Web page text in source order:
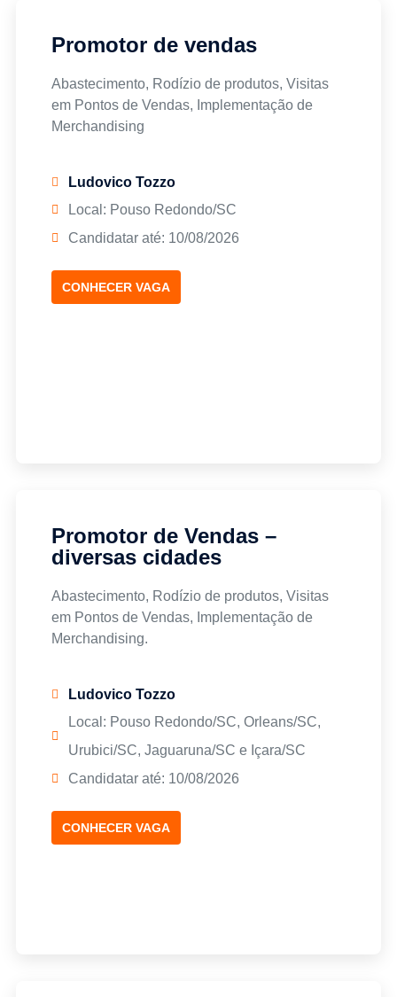
Promotor de vendas
Abastecimento, Rodízio de produtos, Visitas
em Pontos de Vendas, Implementação de
Merchandising
Ludovico Tozzo
Local: Pouso Redondo/SC
Candidatar até: 10/08/2026
CONHECER VAGA
Promotor de Vendas –
diversas cidades
Abastecimento, Rodízio de produtos, Visitas
em Pontos de Vendas, Implementação de
Merchandising.
Ludovico Tozzo
Local: Pouso Redondo/SC, Orleans/SC,
Urubici/SC, Jaguaruna/SC e Içara/SC
Candidatar até: 10/08/2026
CONHECER VAGA